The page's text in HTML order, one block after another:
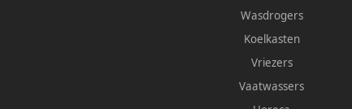
Wasdrogers
Koelkasten
Vriezers
Vaatwassers